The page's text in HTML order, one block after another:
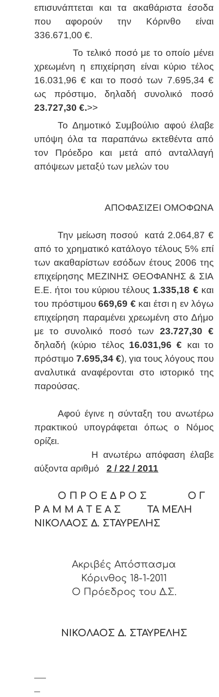
επισυνάπτεται και τα ακαθάριστα έσοδα
που αφορούν την Κόρινθο είναι
336.671,00 €.
Το τελικό ποσό με το οποίο μένει
χρεωμένη η επιχείρηση είναι κύριο τέλος
16.031,96 € και το ποσό των 7.695,34 €
ως πρόστιμο, δηλαδή συνολικό ποσό
23.727,30 €.>>
Το Δημοτικό Συμβούλιο αφού έλαβε
υπόψη όλα τα παραπάνω εκτεθέντα από
τον Πρόεδρο και μετά από ανταλλαγή
απόψεων μεταξύ των μελών του
ΑΠΟΦΑΣΙΖΕΙ ΟΜΟΦΩΝΑ
Την μείωση ποσού κατά 2.064,87 €
από το χρηματικό κατάλογο τέλους 5% επί
των ακαθαρίστων εσόδων έτους 2006 της
επιχείρησης ΜΕΖΙΝΗΣ ΘΕΟΦΑΝΗΣ & ΣΙΑ
Ε.Ε. ήτοι του κύριου τέλους 1.335,18 € και
του πρόστιμου 669,69 € και έτσι η εν λόγω
επιχείρηση παραμένει χρεωμένη στο Δήμο
με το συνολικό ποσό των 23.727,30 €
δηλαδή (κύριο τέλος 16.031,96 € και το
πρόστιμο 7.695,34 €), για τους λόγους που
αναλυτικά αναφέρονται στο ιστορικό της
παρούσας.
Αφού έγινε η σύνταξη του ανωτέρω
πρακτικού υπογράφεται όπως ο Νόμος
ορίζει.
Η ανωτέρω απόφαση έλαβε
αύξοντα αριθμό 2 / 22 / 2011
Ο Π Ρ Ο Ε Δ Ρ Ο Σ Ο Γ
Ρ Α Μ Μ Α Τ Ε Α Σ ΤΑ ΜΕΛΗ
ΝΙΚΟΛΑΟΣ Δ. ΣΤΑΥΡΕΛΗΣ
Ακριβές Απόσπασμα
Κόρινθος 18-1-2011
Ο Πρόεδρος του Δ.Σ.
ΝΙΚΟΛΑΟΣ Δ. ΣΤΑΥΡΕΛΗΣ